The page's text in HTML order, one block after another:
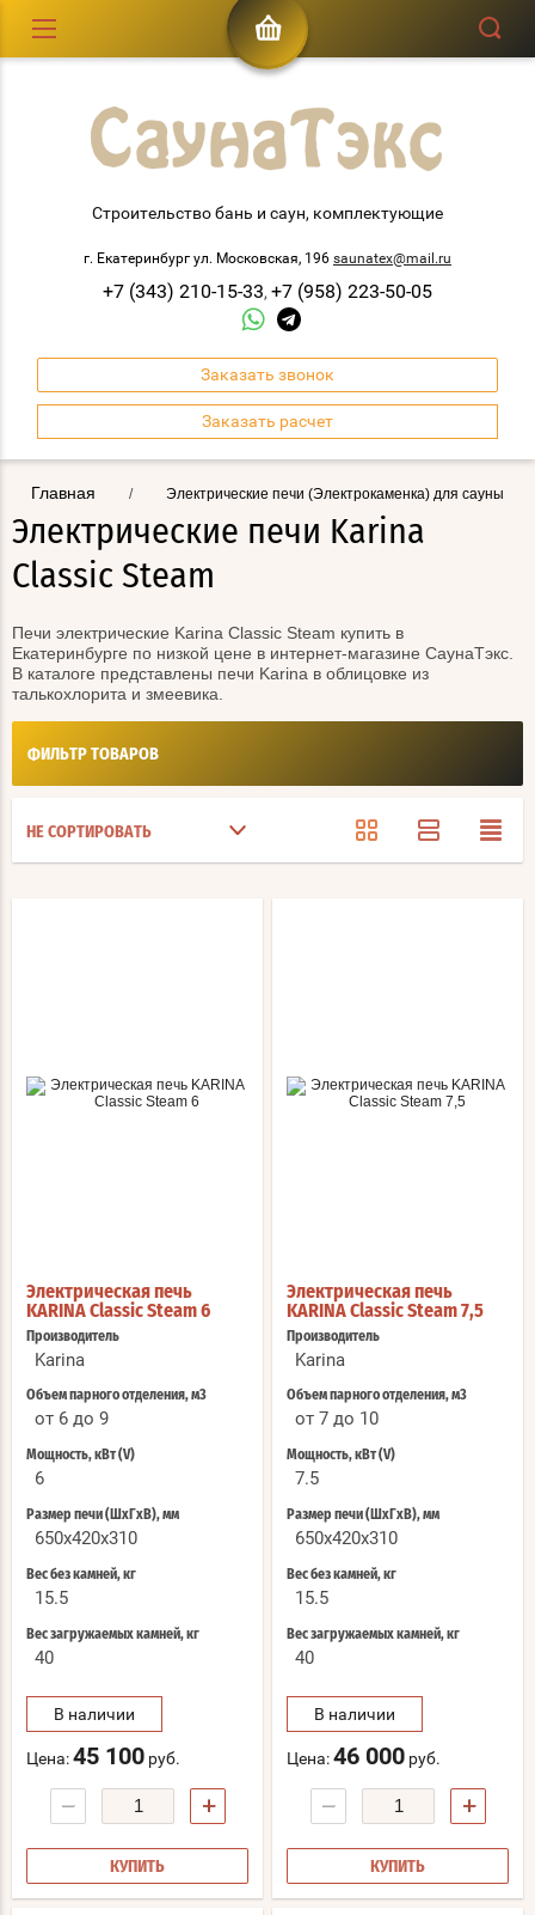
Строительство бань и саун, комплектующие
г. Екатеринбург ул. Московская, 196 saunatex@mail.ru
+7 (343) 210-15-33, +7 (958) 223-50-05
Заказать звонок
Заказать расчет
Главная / Электрические печи (Электрокаменка) для сауны
Электрические печи Karina
Classic Steam
Печи электрические Karina Classic Steam купить в
Екатеринбурге по низкой цене в интернет-магазине СаунаТэкс.
В каталоге представлены печи Karina в облицовке из
талькохлорита и змеевика.
Электрическая печь
KARINA Classic Steam 6
Производитель
Karina
Объем парного отделения, м3
от 6 до 9
Мощность, кВт (V)
6
Размер печи (ШхГхВ), мм
650x420x310
Вес без камней, кг
15.5
Вес загружаемых камней, кг
40
В наличии
Цена:45 100 руб.
− +
КУПИТЬ
Электрическая печь
KARINA Classic Steam 7,5
Производитель
Karina
Объем парного отделения, м3
от 7 до 10
Мощность, кВт (V)
7.5
Размер печи (ШхГхВ), мм
650x420x310
Вес без камней, кг
15.5
Вес загружаемых камней, кг
40
В наличии
Цена:46 000 руб.
− +
КУПИТЬ
ФИЛЬТР ТОВАРОВ
НЕ СОРТИРОВАТЬ